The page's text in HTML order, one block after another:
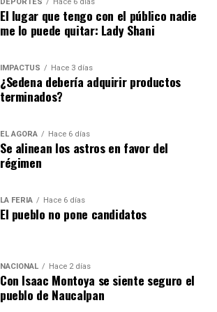
El lugar que tengo con el público nadie
me lo puede quitar: Lady Shani
IMPACTUS Hace 3 días
¿Sedena debería adquirir productos
terminados?
EL ÁGORA Hace 6 días
Se alinean los astros en favor del
régimen
LA FERIA Hace 6 días
El pueblo no pone candidatos
NACIONAL Hace 2 días
Con Isaac Montoya se siente seguro el
pueblo de Naucalpan